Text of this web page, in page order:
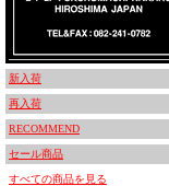
新入荷
再入荷
RECOMMEND
セール商品
すべての商品を見る